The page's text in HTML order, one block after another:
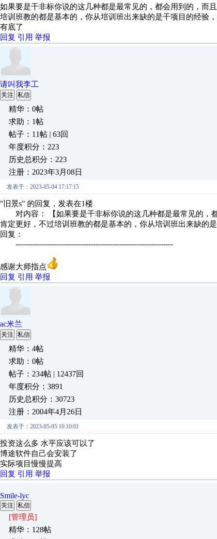
如果要是干非标你说的这几种都是最常见的，都会用到的，而
培训班教的都是基本的，你从培训班出来缺的是干项目的经验
有底了
回复 引用 举报
请叫我李工
关注 私信
精华：0帖
求助：1帖
帖子：11帖 | 63回
年度积分：223
历史总积分：223
注册：2023年3月08日
发表于：2023-05-04 17:17:15
"旧景s" 的回复，发表在1楼
对内容： 【如果要是干非标你说的这几种都是最常见的，
肯定更好，不过培训班教的都是基本的，你从培训班出来缺的
回复：
-----------------------------------------------------------------
感谢大师指点
回复 引用 举报
ac米兰
关注 私信
精华：4帖
求助：0帖
帖子：234帖 | 12437回
年度积分：3891
历史总积分：30723
注册：2004年4月26日
发表于：2023-05-05 10:10:01
投资这么多 水平应该可以了
博途软件自己会安装了
实际项目慢慢提高
回复 引用 举报
Smile-lyc
关注 私信
[管理员]
精华：128帖